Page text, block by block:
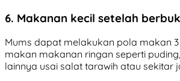
6. Makanan kecil setelah
Mums dapat melakukan pola makan
makan makanan ringan seperti
lainnya usai salat tarawih atau sekitar